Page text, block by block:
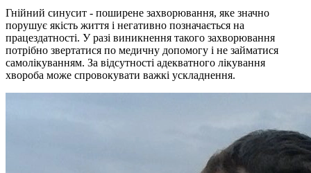
Гнійний синусит - поширене захворювання, яке значно
порушує якість життя і негативно позначається на
працездатності. У разі виникнення такого захворювання
потрібно звертатися по медичну допомогу і не займатися
самолікуванням. За відсутності адекватного лікування
хвороба може спровокувати важкі ускладнення.